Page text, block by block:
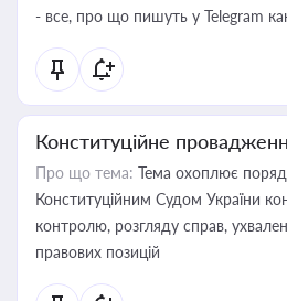
- все, про що пишуть у Telegram
Конституційне
Про що тема: Тема охоплює
Конституційним Судом України
контролю, розгляду справ,
правових позицій